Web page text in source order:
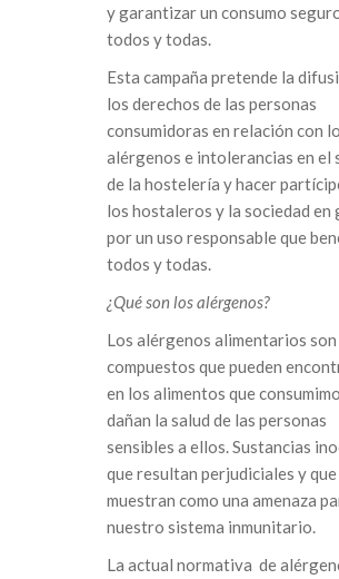
y garantizar un consumo
todos y todas.
Esta campaña pretende la
los derechos de las personas
consumidoras en relación con
alérgenos e intolerancias en el
de la hostelería y hacer
los hostaleros y la sociedad en
por un uso responsable que
todos y todas.
¿Qué son los alérgenos?
Los alérgenos alimentarios son
compuestos que pueden
en los alimentos que
dañan la salud de las personas
sensibles a ellos. Sustancias
que resultan perjudiciales y que
muestran como una amenaza
nuestro sistema inmunitario.
La actual normativa de